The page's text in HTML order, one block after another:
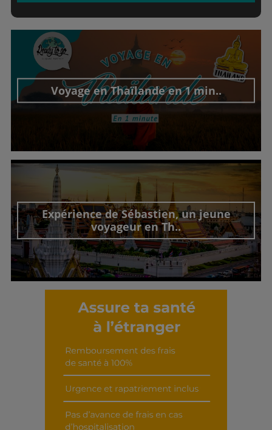
Voyage en Thaïlande en 1 min..
Découvrir cet interview
Expérience de Sébastien, un jeune
voyageur en Th..
Découvrir cet interview